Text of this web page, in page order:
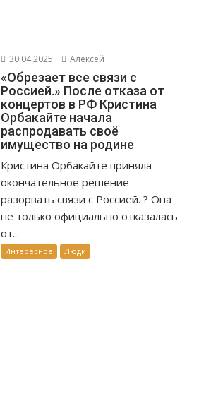
30.04.2025 Алексей
«Обрезает все связи с
Россией.» После отказа от
концертов в РФ Кристина
Орбакайте начала
распродавать своё
имущество на родине
Кристина Орбакайте приняла
окончательное решение
разорвать связи с Россией. ? Она
не только официально отказалась
от...
Интересное Люди